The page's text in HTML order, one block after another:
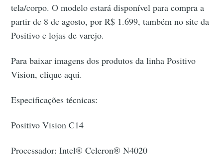
tela/corpo. O modelo estará disponível para compra a
partir de 8 de agosto, por R$ 1.699, também no site da
Positivo e lojas de varejo.
Para baixar imagens dos produtos da linha Positivo
Vision, clique aqui.
Especificações técnicas:
Positivo Vision C14
Processador: Intel® Celeron® N4020